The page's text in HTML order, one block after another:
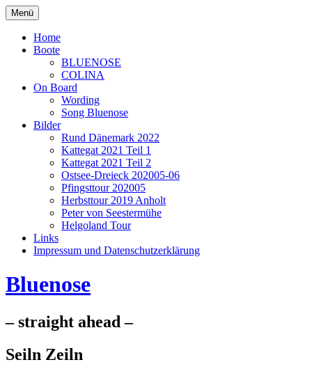
Zum
Inhalt
springen
Menü
Home
Boote
BLUENOSE
COLINA
On Board
Wording
Song Bluenose
Bilder
Rund Dänemark 2022
Kattegat 2021 Teil 1
Kattegat 2021 Teil 2
Ostsee-Dreieck 202005-06
Pfingsttour 202005
Herbsttour 2019 Anholt
Peter von Seestermühe
Helgoland Tour
Links
Impressum und Datenschutzerklärung
Bluenose
– straight ahead –
Seiln Zeiln